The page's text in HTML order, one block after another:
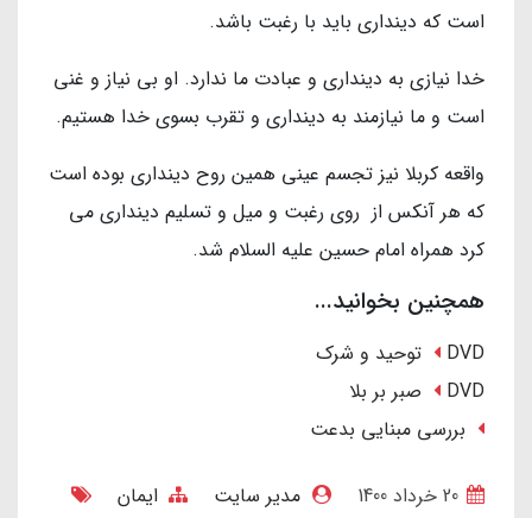
است که دینداری باید با رغبت باشد.
خدا نیازی به دینداری و عبادت ما ندارد. او بی نیاز و غنی
است و ما نیازمند به دینداری و تقرب بسوی خدا هستیم.
واقعه کربلا نیز تجسم عینی همین روح دینداری بوده است
که هر آنکس از روی رغبت و میل و تسلیم دینداری می
کرد همراه امام حسین علیه السلام شد.
همچنین بخوانید...
DVD توحید و شرک
DVD صبر بر بلا
بررسی مبنایی بدعت
مدیر سایت
ایمان